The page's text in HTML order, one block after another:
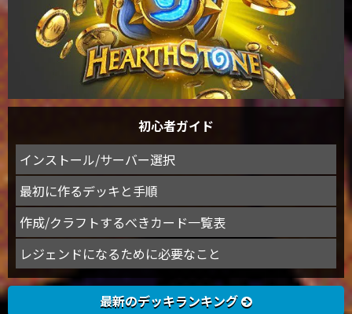
初心者ガイド
インストール/サーバー選択
最初に作るデッキと手順
作成/クラフトするべきカード一覧表
レジェンドになるために必要なこと
最新のデッキランキング